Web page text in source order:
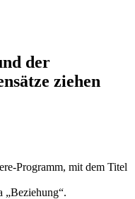
der
ziehen
Programm, mit dem Titel
„Beziehung“.